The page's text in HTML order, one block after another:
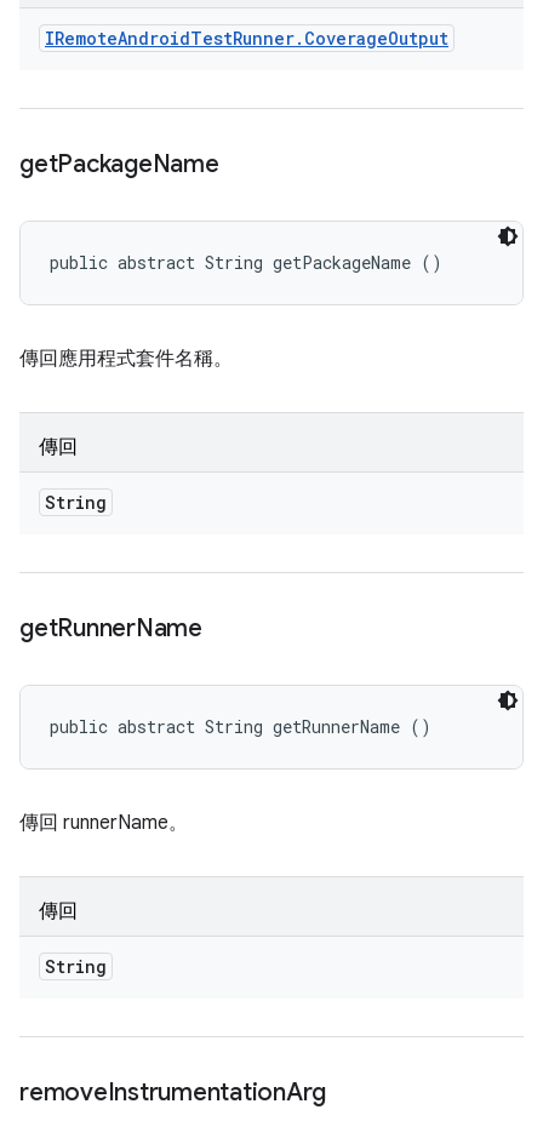
IRemoteAndroidTestRunner. CoverageOutput
getPackageName
public abstract String getPackageName ()
傳回應用程式套件名稱。
傳回
String
getRunnerName
public abstract String getRunnerName ()
傳回 runnerName。
傳回
String
removeInstrumentationArg